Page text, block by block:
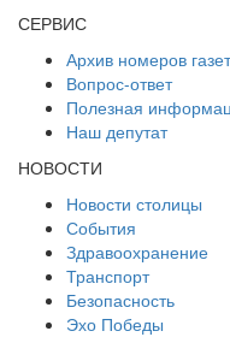
СЕРВИС
Архив номеров
Вопрос-ответ
Полезная
Наш депутат
НОВОСТИ
Новости столицы
События
Здравоохранение
Транспорт
Безопасность
Эхо Победы